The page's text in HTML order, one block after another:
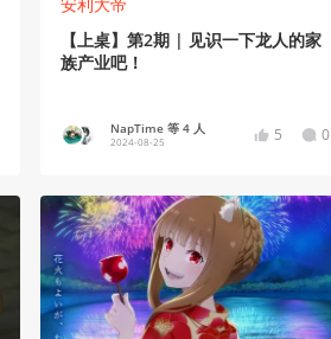
【上桌】第2期 | 见识一下龙人的家
族产业吧！
NapTime 等 4 人
2024-08-25 5 0